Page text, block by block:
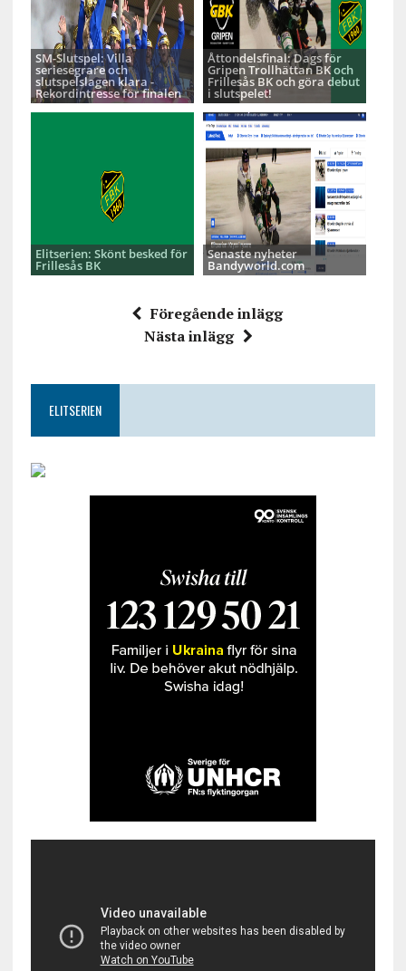
SM-Slutspel: Villa
seriesegrare och
slutspelslagen klara -
Rekordintresse för finalen
Åttondelsfinal: Dags för
Gripen Trollhättan BK och
Frillesås BK och göra debut
i slutspelet!
Elitserien: Skönt besked för
Frillesås BK
Senaste nyheter
Bandyworld.com
Föregående inlägg
Nästa inlägg
ELITSERIEN